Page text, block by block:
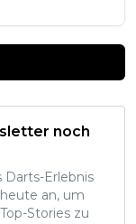
noch
Darts-Erlebnis
an, um
Stories zu